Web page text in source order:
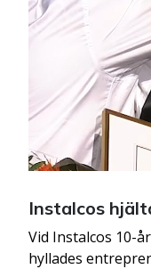
Instalcos
Vid Instalcos 10-
hyllades